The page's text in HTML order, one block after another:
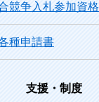
競争入札参加資
種申請書
支援・制度